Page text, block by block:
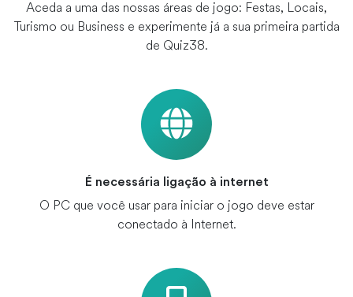
Aceda a uma das nossas áreas de jogo: Festas, Locais,
Turismo ou Business e experimente já a sua primeira partida
de Quiz38.
É necessária ligação à internet
O PC que você usar para iniciar o jogo deve estar
conectado à Internet.